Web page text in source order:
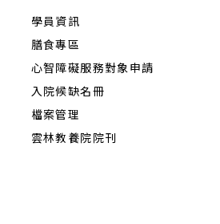
學員資訊
膳食專區
心智障礙服務對象申請
入院候缺名冊
檔案管理
雲林教養院院刊